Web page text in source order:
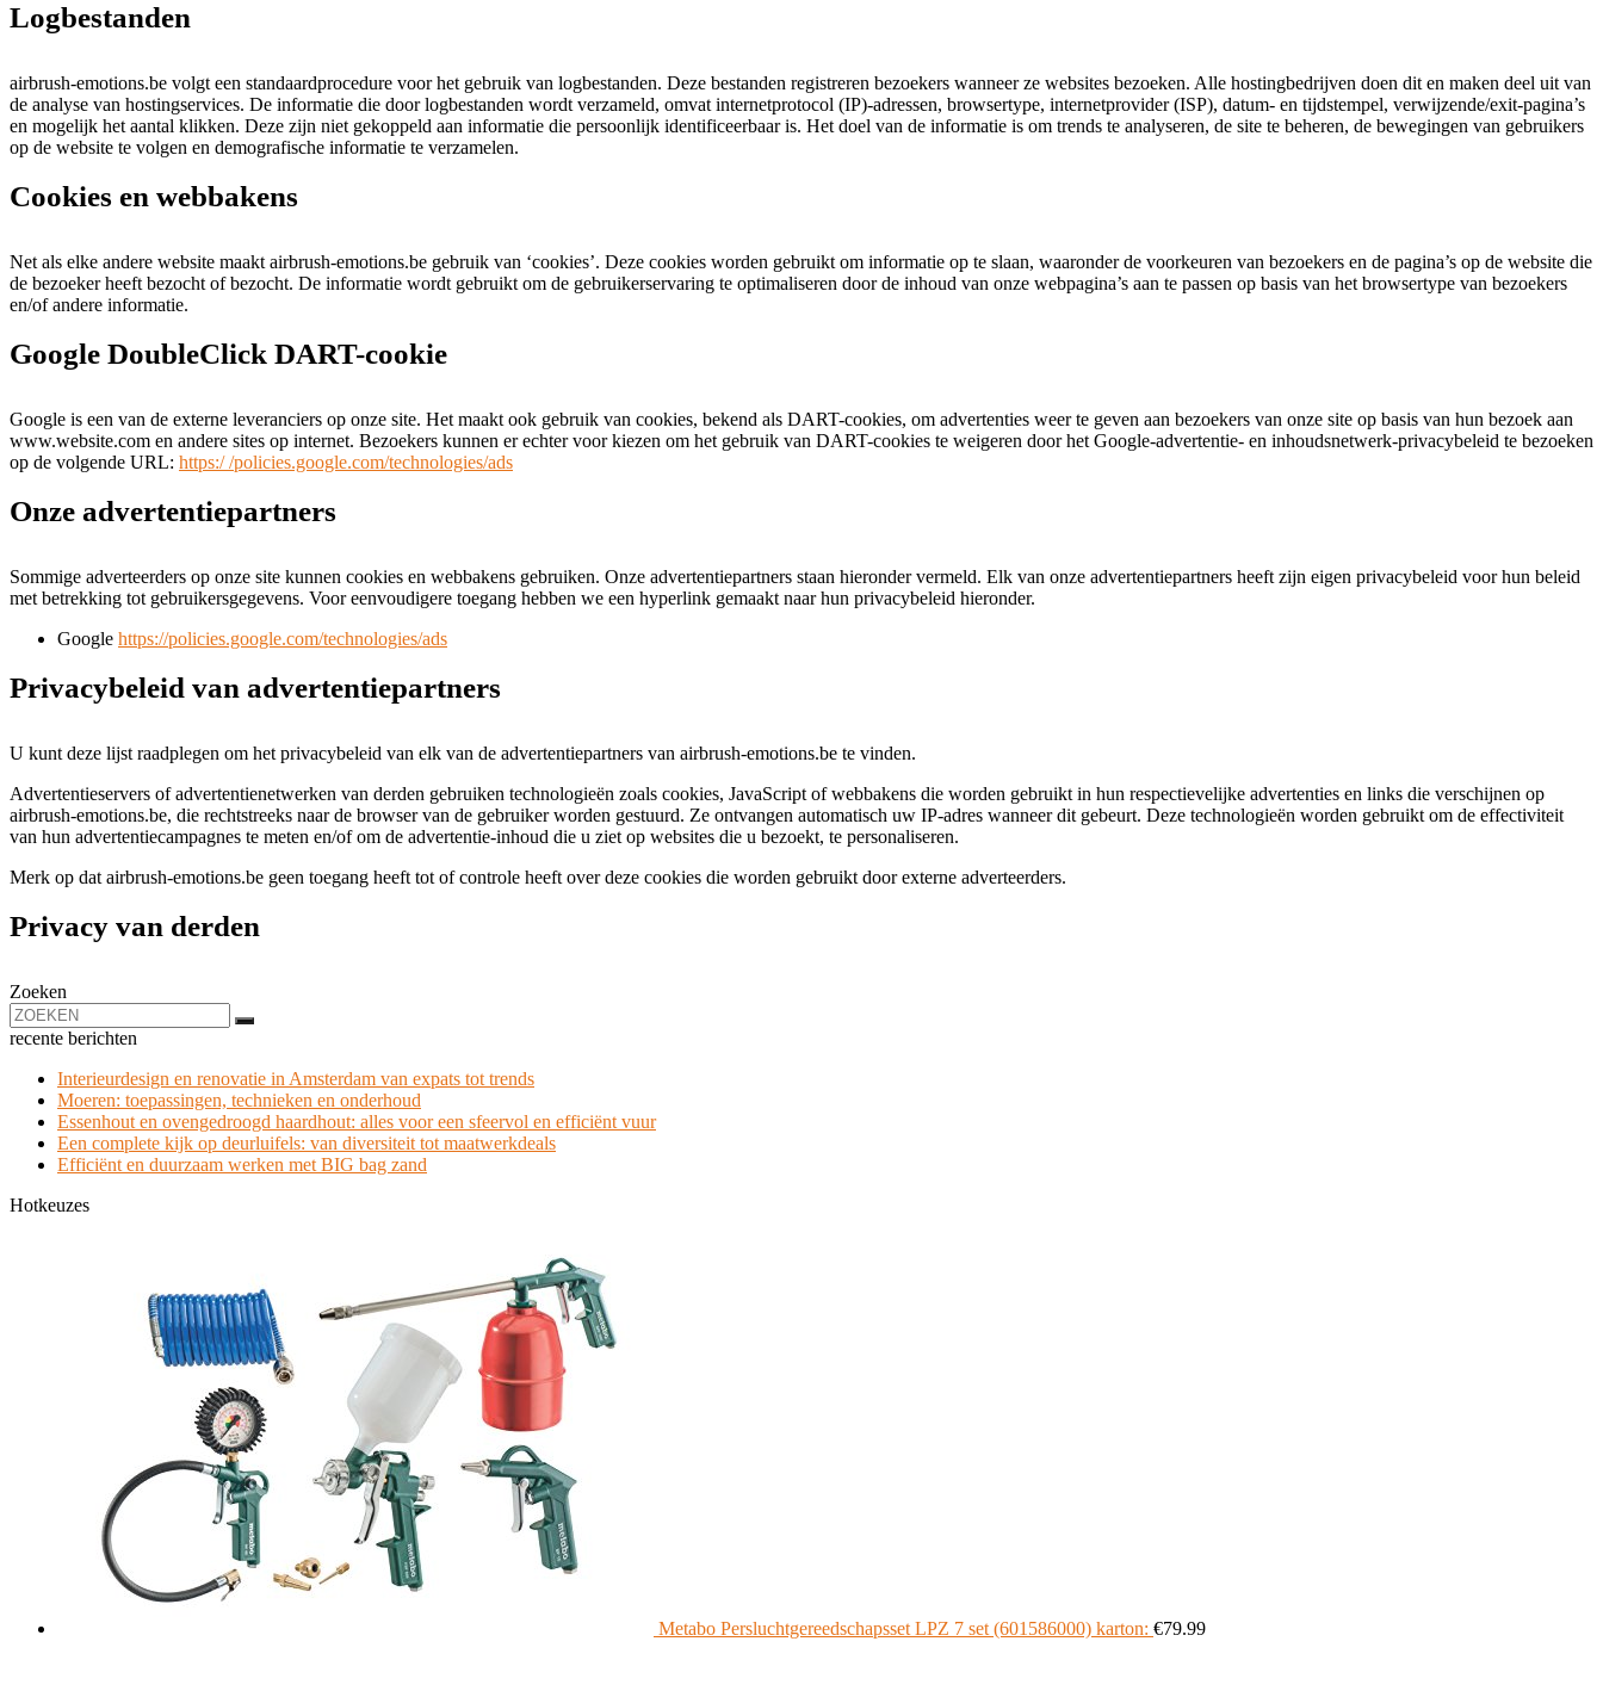
Logbestanden
airbrush-emotions.be volgt een standaardprocedure voor het gebruik van logbestanden. Deze bestanden registreren bezoekers wanneer ze websites bezoeken. Alle hostingbedrijven doen dit en maken deel uit van
de analyse van hostingservices. De informatie die door logbestanden wordt verzameld, omvat internetprotocol (IP)-adressen, browsertype, internetprovider (ISP), datum- en tijdstempel, verwijzende/exit-pagina’s
en mogelijk het aantal klikken. Deze zijn niet gekoppeld aan informatie die persoonlijk identificeerbaar is. Het doel van de informatie is om trends te analyseren, de site te beheren, de bewegingen van gebruikers
op de website te volgen en demografische informatie te verzamelen.
Cookies en webbakens
Net als elke andere website maakt airbrush-emotions.be gebruik van ‘cookies’. Deze cookies worden gebruikt om informatie op te slaan, waaronder de voorkeuren van bezoekers en de pagina’s op de website die
de bezoeker heeft bezocht of bezocht. De informatie wordt gebruikt om de gebruikerservaring te optimaliseren door de inhoud van onze webpagina’s aan te passen op basis van het browsertype van bezoekers
en/of andere informatie.
Google DoubleClick DART-cookie
Google is een van de externe leveranciers op onze site. Het maakt ook gebruik van cookies, bekend als DART-cookies, om advertenties weer te geven aan bezoekers van onze site op basis van hun bezoek aan
www.website.com en andere sites op internet. Bezoekers kunnen er echter voor kiezen om het gebruik van DART-cookies te weigeren door het Google-advertentie- en inhoudsnetwerk-privacybeleid te bezoeken
op de volgende URL: https:/ /policies.google.com/technologies/ads
Onze advertentiepartners
Sommige adverteerders op onze site kunnen cookies en webbakens gebruiken. Onze advertentiepartners staan hieronder vermeld. Elk van onze advertentiepartners heeft zijn eigen privacybeleid voor hun beleid
met betrekking tot gebruikersgegevens. Voor eenvoudigere toegang hebben we een hyperlink gemaakt naar hun privacybeleid hieronder.
Google https://policies.google.com/technologies/ads
Privacybeleid van advertentiepartners
U kunt deze lijst raadplegen om het privacybeleid van elk van de advertentiepartners van airbrush-emotions.be te vinden.
Advertentieservers of advertentienetwerken van derden gebruiken technologieën zoals cookies, JavaScript of webbakens die worden gebruikt in hun respectievelijke advertenties en links die verschijnen op
airbrush-emotions.be, die rechtstreeks naar de browser van de gebruiker worden gestuurd. Ze ontvangen automatisch uw IP-adres wanneer dit gebeurt. Deze technologieën worden gebruikt om de effectiviteit
van hun advertentiecampagnes te meten en/of om de advertentie-inhoud die u ziet op websites die u bezoekt, te personaliseren.
Merk op dat airbrush-emotions.be geen toegang heeft tot of controle heeft over deze cookies die worden gebruikt door externe adverteerders.
Privacy van derden
Zoeken
recente berichten
Interieurdesign en renovatie in Amsterdam van expats tot trends
Moeren: toepassingen, technieken en onderhoud
Essenhout en ovengedroogd haardhout: alles voor een sfeervol en efficiënt vuur
Een complete kijk op deurluifels: van diversiteit tot maatwerkdeals
Efficiënt en duurzaam werken met BIG bag zand
Hotkeuzes
Metabo Persluchtgereedschapsset LPZ 7 set (601586000) karton: €79.99